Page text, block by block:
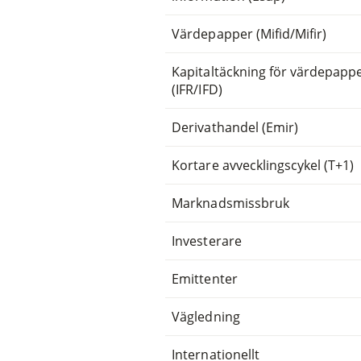
Värdepapper (Mifid/Mifir)
Kapitaltäckning för
(IFR/IFD)
Derivathandel (Emir)
Kortare avvecklingscykel (T+1)
Marknadsmissbruk
Investerare
Emittenter
Vägledning
Internationellt